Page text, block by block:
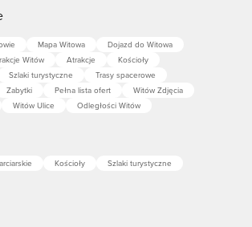
Mapa Witowa
Dojazd do Witowa
Witów Atrakcje
Kościoły
Szlaki turystyczne
Trasy spacerowe
Zabytki Pełna lista ofert
Witów Zdjęcia
Witów Ulice Odległości Witów
Kościoły
Szlaki turystyczne